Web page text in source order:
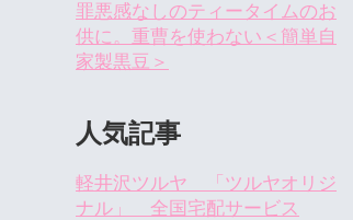
罪悪感なしのティータイムのお
供に。重曹を使わない＜簡単自
家製黒豆＞
人気記事
軽井沢ツルヤ 「ツルヤオリジ
ナル」 全国宅配サービス